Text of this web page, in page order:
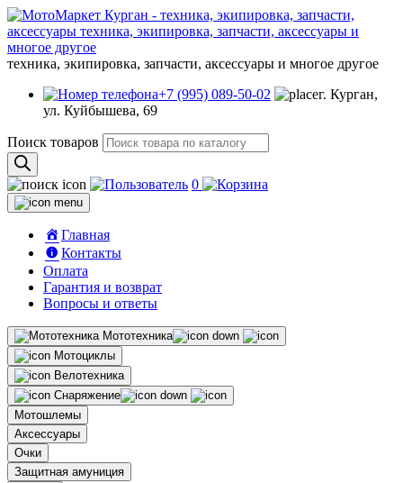
техника, экипировка, запчасти, аксессуары и многое другое
+7 (995) 089-50-02
г. Курган,
ул. Куйбышева, 69
Поиск товаров
0
Главная
Контакты
Оплата
Гарантия и возврат
Вопросы и ответы
Мототехника
Мотоциклы
Велотехника
Снаряжение
Мотошлемы
Аксессуары
Очки
Защитная амуниция